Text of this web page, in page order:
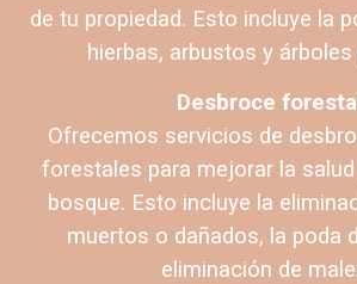
de tu propiedad. Esto incluye la
hierbas, arbustos y
Desbroce
Ofrecemos servicios de
forestales para mejorar la salud
bosque. Esto incluye la
muertos o dañados, la poda
eliminación de